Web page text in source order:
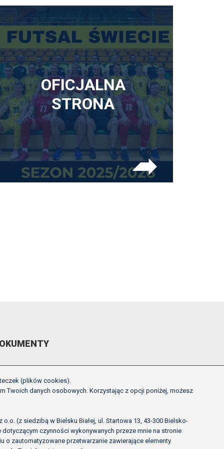
OFICJALNA
STRONA
ROZGRYWEK FE
ZARZĄDU PZPN
PRYWATNOŚCI
(plików cookies).
Twoich danych osobowych. Korzystając z opcji poniżej, możesz
(z siedzibą w Bielsku Białej, ul. Startowa 13, 43-300 Bielsko-
czynności wykonywanych przeze mnie na stronie
o zautomatyzowane przetwarzanie zawierające elementy